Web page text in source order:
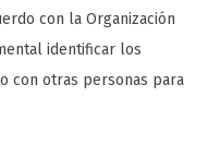
con la Organización
identificar los
con otras personas para